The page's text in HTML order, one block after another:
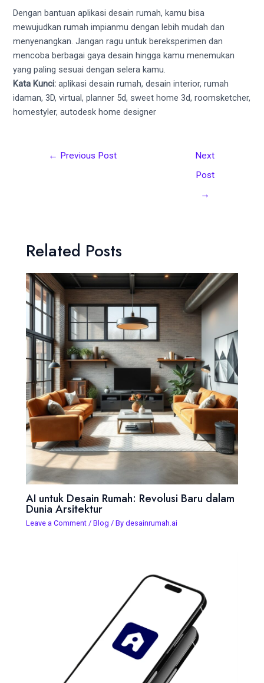
Dengan bantuan aplikasi desain rumah, kamu bisa
mewujudkan rumah impianmu dengan lebih mudah dan
menyenangkan. Jangan ragu untuk bereksperimen dan
mencoba berbagai gaya desain hingga kamu menemukan
yang paling sesuai dengan selera kamu.
Kata Kunci: aplikasi desain rumah, desain interior, rumah
idaman, 3D, virtual, planner 5d, sweet home 3d, roomsketcher,
homestyler, autodesk home designer
← Previous Post
Next
Post
→
Related Posts
AI untuk Desain Rumah: Revolusi Baru dalam
Dunia Arsitektur
Leave a Comment /Blog / Bydesainrumah.ai